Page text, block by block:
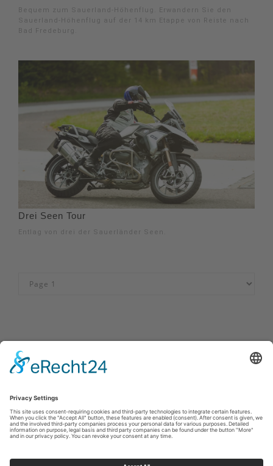
Bequem zum Sauerland-Höhenflug. Erwandern Sie den
Sauerland-Höhenflug auf der 14 km Etappe von Reiste nach
Bad Fredeburg.
Drei Seen Tour
Entlag von drei der Sauerländer Seen.
Sauerland-Tourismus e.V. Johannes-Hummel-Weg 1 57392 Schmallenberg